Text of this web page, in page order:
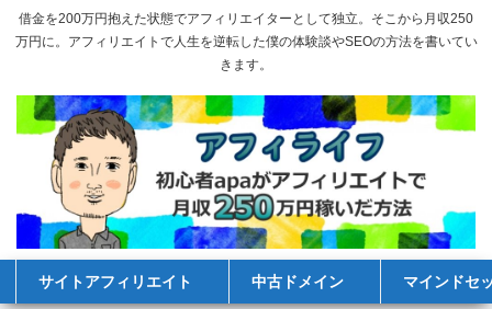
借金を200万円抱えた状態でアフィリエイターとして独立。そこから月収250
万円に。アフィリエイトで人生を逆転した僕の体験談やSEOの方法を書いてい
きます。
サイトアフィリエイト 中古ドメイン マインドセ